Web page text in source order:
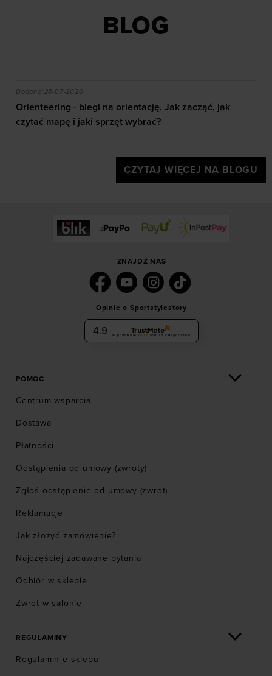
BLOG
efekty daje trening?
Orienteering - biegi na orientację. Jak zacząć, jak
Dodano:28-07-2026
Orienteering - biegi na orientację. Jak zacząć, jak
czytać mapę i jaki sprzęt wybrać?
CZYTAJ WIĘCEJ NA BLOGU
ZNAJDŹ NAS
Opinie o Sportstylestory
4.9 Na podstawie 6036 opinii z całego okresu
POMOC
Centrum wsparcia
Dostawa
Płatności
Odstąpienia od umowy (zwroty)
Zgłoś odstąpienie od umowy (zwrot)
Reklamacje
Jak złożyć zamówienie?
Najczęściej zadawane pytania
Odbiór w sklepie
Zwrot w salonie
REGULAMINY
Regulamin e-sklepu